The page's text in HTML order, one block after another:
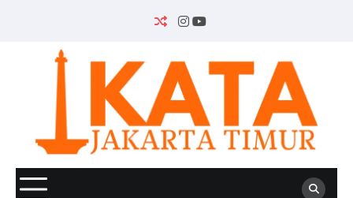
INSTAGRAM
YOUTUBE